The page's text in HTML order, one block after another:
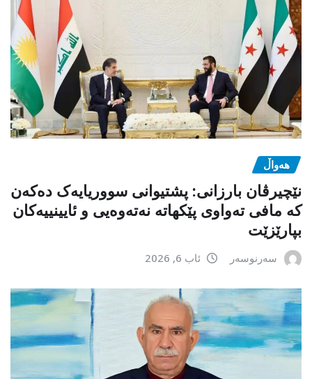
هەواڵ
نێچیرڤان بارزانی: پشتیوانی سووریایەک دەکەن
کە مافی تەواوی پێکهاتە نەتەوەیی و ئایینییەکان
بپارێزێت
سەرنوسەر ئاب 6, 2026